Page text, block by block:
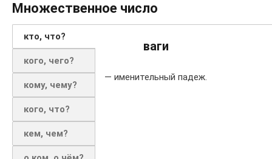
Множественное число
кто, что?
кого, чего?
кому, чему?
кого, что?
кем, чем?
ваги
— именительный падеж.